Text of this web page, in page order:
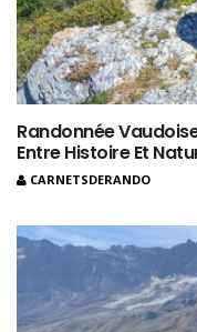
Randonnée
Entre Histoire Et
CARNETSDERANDO